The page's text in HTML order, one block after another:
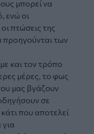
μπορεί να
ενώ οι
πτώσεις της
προηγούνται των
και τον τρόπο
μέρες, το φως
μας βγάζουν
σε
που αποτελεί